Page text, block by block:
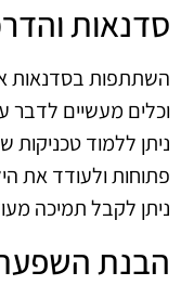
סדנאות
השתתפות בסדנאות
וכלים מעשיים לדבר
ניתן ללמוד
פתוחות ולעודד את
ניתן לקבל תמיכה
הבנת